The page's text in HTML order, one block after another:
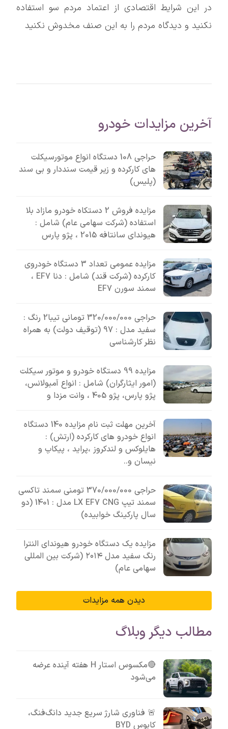
در این شرایط اقتصادی از اعتماد مردم سو استفاده
نکنید و دیدگاه مردم را به این صنف مخدوش نکنید
آخرین مزایدات خودرو
حراجی 108 دستگاه انواع موتورسیکلت
های کارکرده و زیر قیمت سنددار و بی سند
(پلیس)
مزایده فروش 2 دستکاه خودرو مازاد بلا
استفاده (شرکت سهامی عام) شامل :
هیوندای سانتافه 2015 ، پژو پارس
مزایده عمومی تعداد 3 دستگاه خودروی
کارکرده (شرکت قند) شامل : دنا EF7 ،
سمند سورن EF7
حراجی 320/000/000 تومانی تیبا2 رنگ :
سفید مدل : 97 (توقیف دولت) به همراه
نظر کارشناسی
مزایده 99 دستگاه خودرو و موتور سیکلت
(امور ایثارگران) شامل : انواع آمبولانس،
پژو پارس، پژو 405 ، وانت مزدا و
آخرین مهلت ثبت نام مزایده 140 دستگاه
انواع خودرو های کارکرده (ارتش) :
هایلوکس و لندکروز ،پراید ، پیکاپ و
نیسان و..
حراجی 370/000/000 تومنی سمند تاکسی
سمند تیپ LX EF7 CNG مدل : 1401 (دو
سال پارکینگ خوابیده)
مزایده یک دستگاه خودرو هیوندای النترا
رنگ سفید مدل ۲۰۱۴ (شرکت بین المللی
سهامی عام)
دیدن همه مزایدات
مطالب دیگر وبلاگ
🔴مکسوس استار H هفته آینده عرضه
می‌شود
🚨 فناوری شارژ سریع جدید دانگ‌فنگ،
کابوس BYD